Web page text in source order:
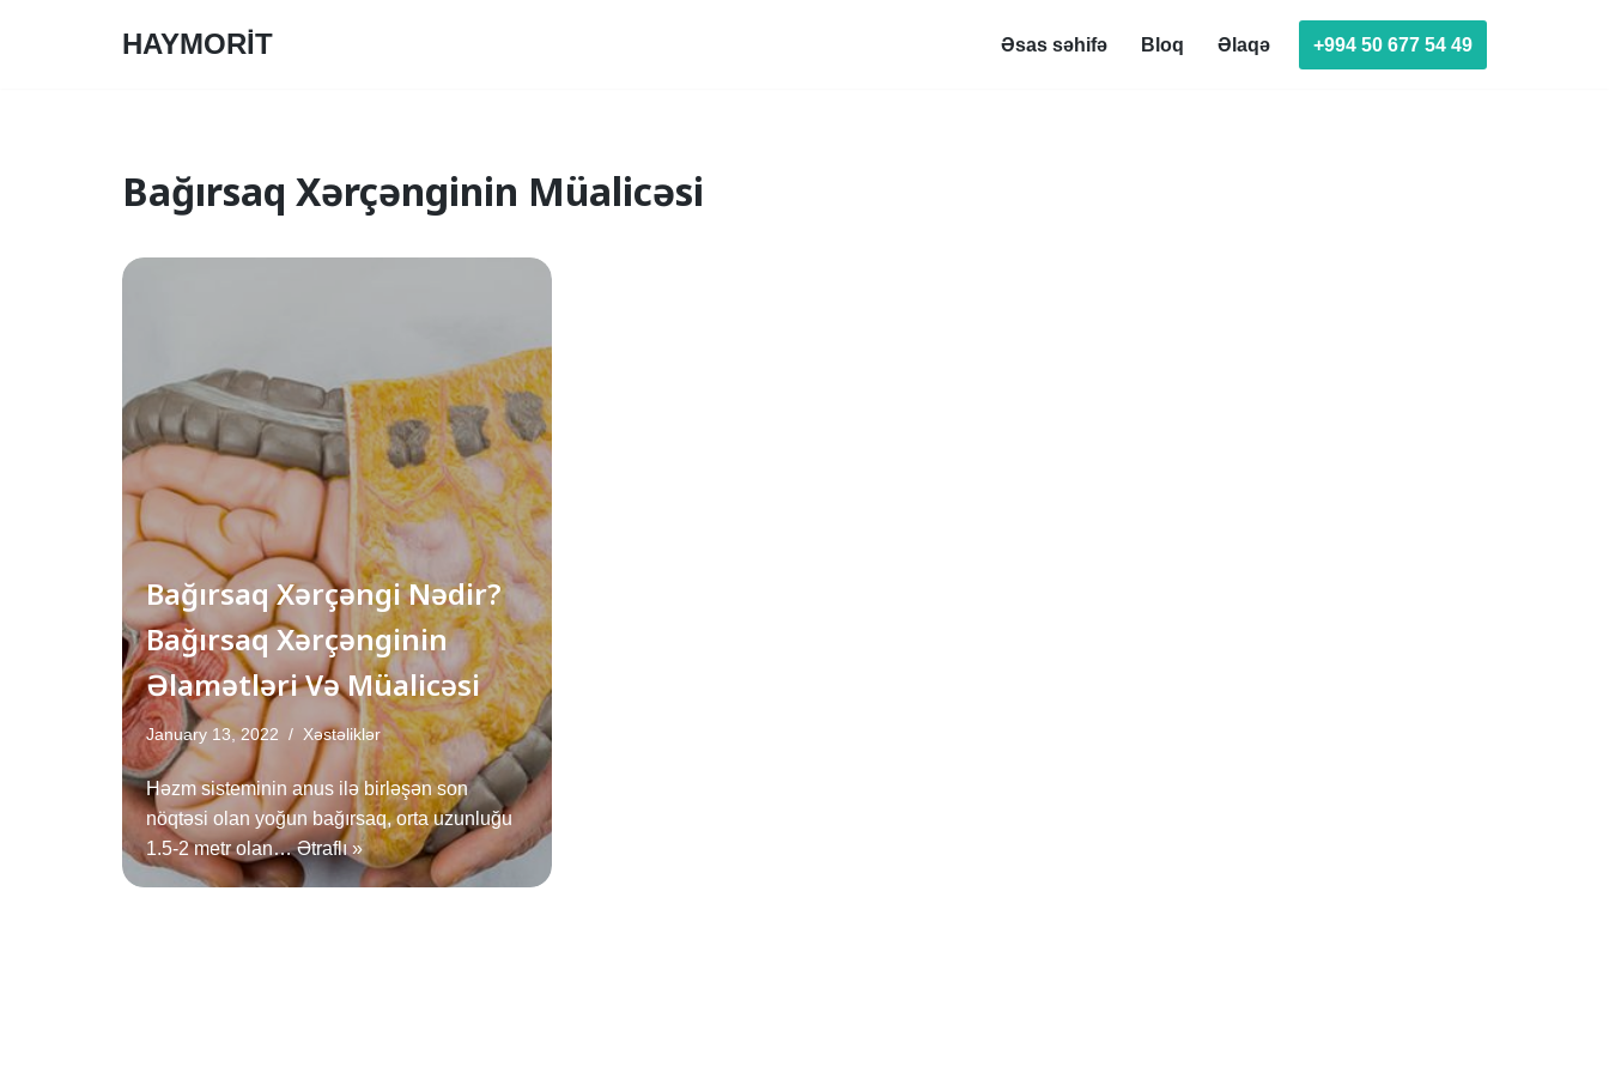
HAYMORİT Əsas səhifə Bloq Əlaqə +994 50 677 54 49
Bağırsaq Xərçənginin Müalicəsi
Bağırsaq Xərçəngi Nədir?
Bağırsaq Xərçənginin
Əlamətləri Və Müalicəsi
January 13, 2022 Xəstəliklər
Həzm sisteminin anus ilə birləşən son
nöqtəsi olan yoğun bağırsaq, orta uzunluğu
1.5-2 metr olan…Ətraflı »